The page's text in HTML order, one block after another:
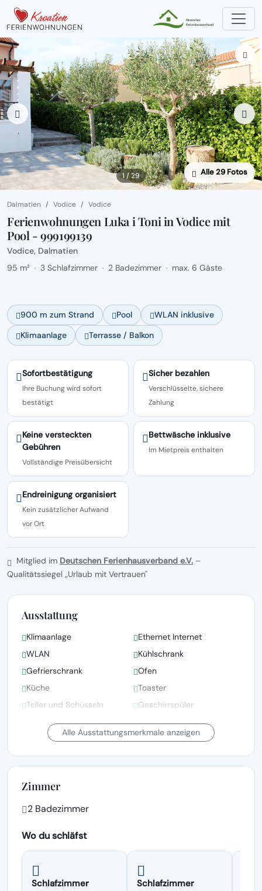
1 / 29 Alle 29 Fotos
Dalmatien Vodice Vodice
Ferienwohnungen Luka i Toni in Vodice mit
Pool - 999199139
Vodice, Dalmatien
95 m² · 3 Schlafzimmer · 2 Badezimmer · max. 6 Gäste
900 m zum Strand Pool
WLAN inklusive
Klimaanlage
Terrasse / Balkon
Sofortbestätigung
Ihre Buchung wird sofort
bestätigt
Sicher bezahlen
Verschlüsselte, sichere
Zahlung
Keine versteckten
Gebühren
Vollständige Preisübersicht
Bettwäsche inklusive
Im Mietpreis enthalten
Endreinigung organisiert
Kein zusätzlicher Aufwand
vor Ort
Mitglied im Deutschen Ferienhausverband e.V. –
Qualitätssiegel „Urlaub mit Vertrauen"
Ausstattung
Klimaanlage
Ethernet Internet
WLAN
Kühlschrank
Gefrierschrank
Ofen
Küche
Toaster
Teller und Schüsseln
Geschirrspüler
Elektrischer Wasserkocher
Haartrockner
Alle Ausstattungsmerkmale anzeigen
Zimmer
2 Badezimmer
Wo du schläfst
Schlafzimmer Schlafzimmer